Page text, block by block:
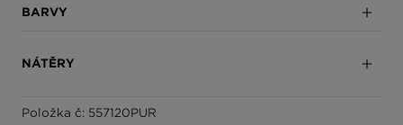
BARVY
NÁTĚRY
Částečně potažený
Položka č: 557120PUR